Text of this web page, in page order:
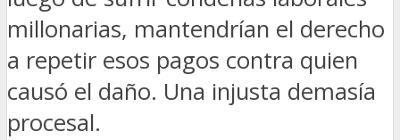
millonarias, mantendrían el derecho
a repetir esos pagos contra quien
causó el daño. Una injusta demasía
procesal.